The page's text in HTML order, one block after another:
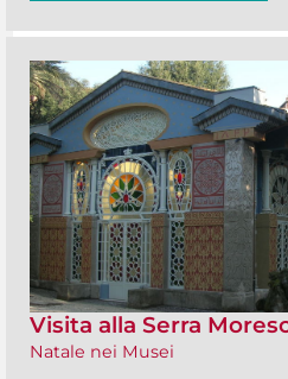
Visita alla Serra
Natale nei Musei